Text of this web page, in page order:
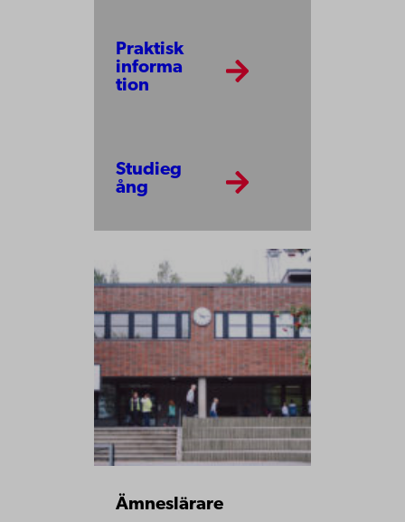
Praktisk
informa
tion
Studieg
ång
Ämneslärare